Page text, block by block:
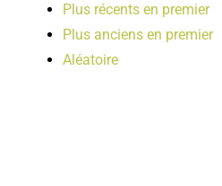
Plus récents en premier
Plus anciens en premier
Aléatoire